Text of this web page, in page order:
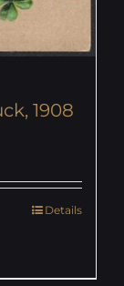
1908
Details